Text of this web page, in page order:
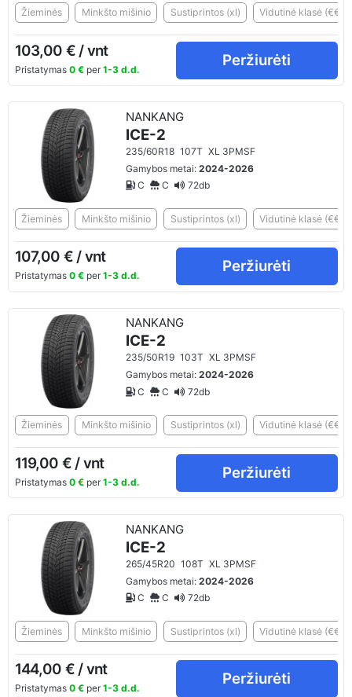
Žieminės Minkšto mišinio Sustiprintos (xl) Vidutinė klasė (€€)
103,00 € / vnt
Pristatymas 0 €per 1-3 d.d.
Peržiurėti
NANKANG
ICE-2
235/60R18 107T XL 3PMSF
Gamybos metai:2024-2026
C
C 72db
Žieminės Minkšto mišinio Sustiprintos (xl) Vidutinė klasė (€€)
107,00 € / vnt
Pristatymas 0 €per 1-3 d.d.
Peržiurėti
NANKANG
ICE-2
235/50R19 103T XL 3PMSF
Gamybos metai:2024-2026
C
C 72db
Žieminės Minkšto mišinio Sustiprintos (xl) Vidutinė klasė (€€)
119,00 € / vnt
Pristatymas 0 €per 1-3 d.d.
Peržiurėti
NANKANG
ICE-2
265/45R20 108T XL 3PMSF
Gamybos metai:2024-2026
C
C 72db
Žieminės Minkšto mišinio Sustiprintos (xl) Vidutinė klasė (€€)
144,00 € / vnt
Pristatymas 0 €per 1-3 d.d.
Peržiurėti